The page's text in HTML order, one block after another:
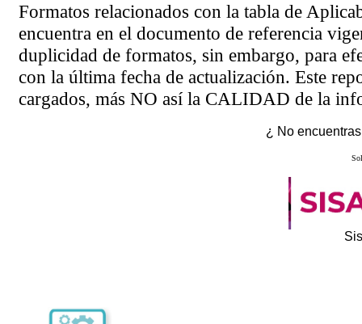
Formatos relacionados con la tabla de
encuentra en el documento de referencia
duplicidad de formatos, sin embargo, para
con la última fecha de actualización. Este
cargados, más NO así la CALIDAD de la
¿ No